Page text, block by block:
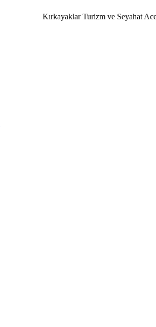
Kırkayaklar Turizm ve Seyahat